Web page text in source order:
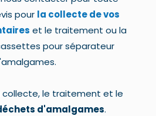
pour la collecte de vos
et le traitement ou la
pour séparateur
collecte, le traitement et le
d'amalgames.